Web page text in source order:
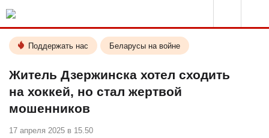
Поддержать нас Беларусы на войне
Житель Дзержинска хотел сходить
на хоккей, но стал жертвой
мошенников
17 апреля 2025 в 15.50